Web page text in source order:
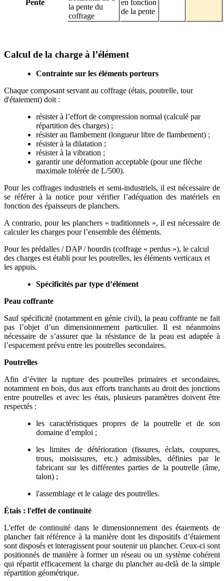
Pente
la pente du
coffrage
en fonction
de la pente
Calcul de la charge à l’élément
Contrainte sur les éléments porteurs
Chaque composant servant au coffrage (étais, poutrelle, tour
d'étaiement) doit :
résister à l’effort de compression normal (calculé par
répartition des charges) ;
résister au flambement (longueur libre de flambement) ;
résister à la dilatation ;
résister à la vibration ;
garantir une déformation acceptable (pour une flèche
maximale tolérée de L/500).
Pour les coffrages industriels et semi-industriels, il est nécessaire de
se référer à la notice pour vérifier l’adéquation des matériels en
fonction des épaisseurs de planchers.
A contrario, pour les planchers « traditionnels », il est nécessaire de
calculer les charges pour l’ensemble des éléments.
Pour les prédalles / DAP / hourdis (coffrage « perdus »), le calcul
des charges est établi pour les poutrelles, les éléments verticaux et
les appuis.
Spécificités par type d’élément
Peau coffrante
Sauf spécificité (notamment en génie civil), la peau coffrante ne fait
pas l’objet d’un dimensionnement particulier. Il est néanmoins
nécessaire de s’assurer que la résistance de la peau est adaptée à
l’espacement prévu entre les poutrelles secondaires.
Poutrelles
Afin d’éviter la rupture des poutrelles primaires et secondaires,
notamment en bois, dus aux efforts tranchants au droit des jonctions
entre poutrelles et avec les étais, plusieurs paramètres doivent être
respectés :
les caractéristiques propres de la poutrelle et de son
domaine d’emploi ;
les limites de détérioration (fissures, éclats, coupures,
trous, moisissures, etc.) admissibles, définies par le
fabricant sur les différentes parties de la poutrelle (âme,
talon) ;
l'assemblage et le calage des poutrelles.
Étais : l'effet de continuité
L'effet de continuité dans le dimensionnement des étaiements de
plancher fait référence à la manière dont les dispositifs d’étaiement
sont disposés et interagissent pour soutenir un plancher. Ceux-ci sont
positionnés de manière à former un réseau ou un système cohérent
qui répartit efficacement la charge du plancher au-delà de la simple
répartition géométrique.